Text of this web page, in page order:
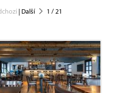
| Další 1 /21